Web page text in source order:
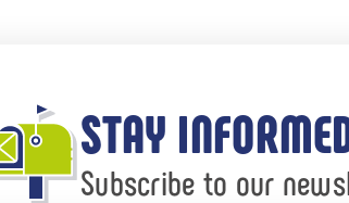
STAY
Subscribe to our